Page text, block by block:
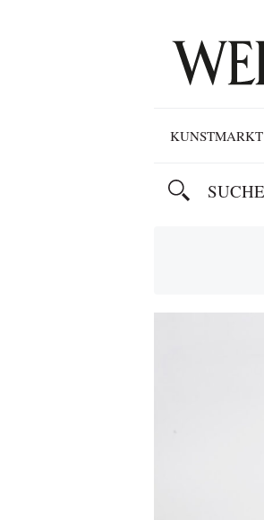
KUNSTMARKT